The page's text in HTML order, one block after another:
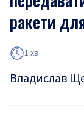
ракети
1 хв
Владислав